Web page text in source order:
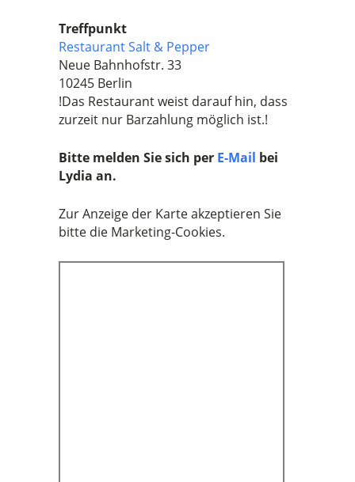
Treffpunkt
Restaurant Salt & Pepper
Neue Bahnhofstr. 33
10245 Berlin
!Das Restaurant weist darauf hin, dass
zurzeit nur Barzahlung möglich ist.!
Bitte melden Sie sich per E-Mail bei
Lydia an.
Zur Anzeige der Karte akzeptieren Sie
bitte die Marketing-Cookies.